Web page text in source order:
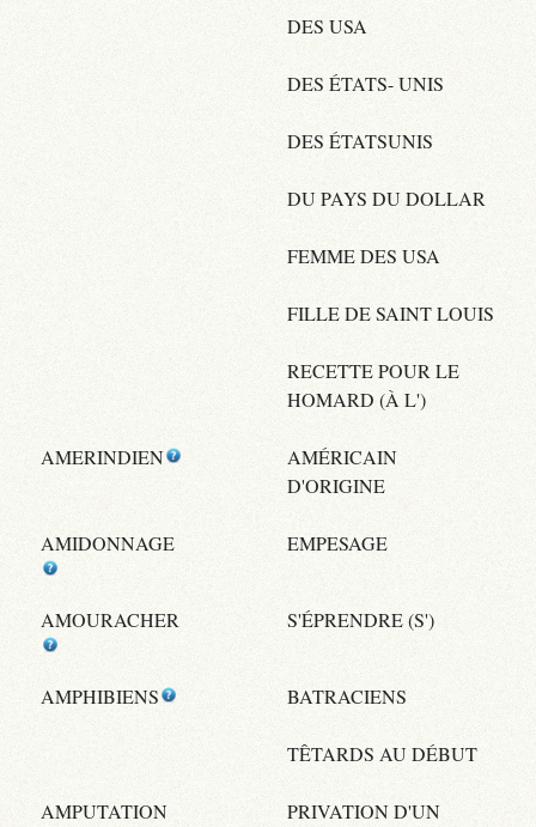
DES USA
DES ÉTATS- UNIS
DES ÉTATSUNIS
DU PAYS DU DOLLAR
FEMME DES USA
FILLE DE SAINT LOUIS
RECETTE POUR LE
HOMARD (À L')
AMERINDIEN
AMÉRICAIN
D'ORIGINE
AMIDONNAGE EMPESAGE
AMOURACHER S'ÉPRENDRE (S')
AMPHIBIENS BATRACIENS
TÊTARDS AU DÉBUT
AMPUTATION
PRIVATION D'UN